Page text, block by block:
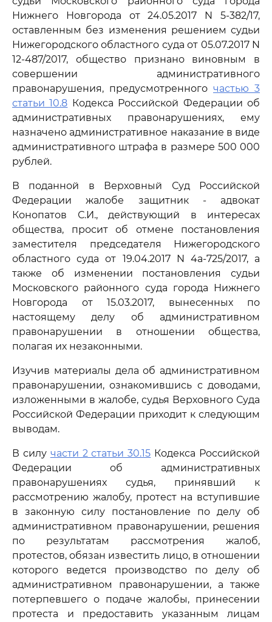
Нижнего Новгорода от 24.05.2017 N 5-382/17,
оставленным без изменения решением судьи
Нижегородского областного суда от 05.07.2017 N
12-487/2017, общество признано виновным в
совершении административного
правонарушения, предусмотренного частью 3
статьи 10.8 Кодекса Российской Федерации об
административных правонарушениях, ему
назначено административное наказание в виде
административного штрафа в размере 500 000
рублей.
В поданной в Верховный Суд Российской
Федерации жалобе защитник - адвокат
Конопатов С.И., действующий в интересах
общества, просит об отмене постановления
заместителя председателя Нижегородского
областного суда от 19.04.2017 N 4а-725/2017, а
также об изменении постановления судьи
Московского районного суда города Нижнего
Новгорода от 15.03.2017, вынесенных по
настоящему делу об административном
правонарушении в отношении общества,
полагая их незаконными.
Изучив материалы дела об административном
правонарушении, ознакомившись с доводами,
изложенными в жалобе, судья Верховного Суда
Российской Федерации приходит к следующим
выводам.
В силу части 2 статьи 30.15 Кодекса Российской
Федерации об административных
правонарушениях судья, принявший к
рассмотрению жалобу, протест на вступившие
в законную силу постановление по делу об
административном правонарушении, решения
по результатам рассмотрения жалоб,
протестов, обязан известить лицо, в отношении
которого ведется производство по делу об
административном правонарушении, а также
потерпевшего о подаче жалобы, принесении
протеста и предоставить указанным лицам